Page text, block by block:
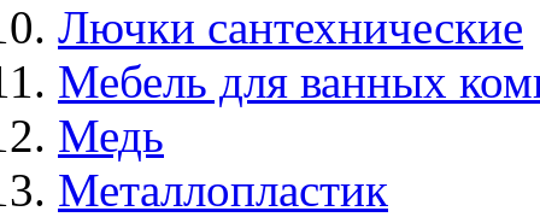
Лючки сантехнические
Мебель для ванных
Медь
Металлопластик